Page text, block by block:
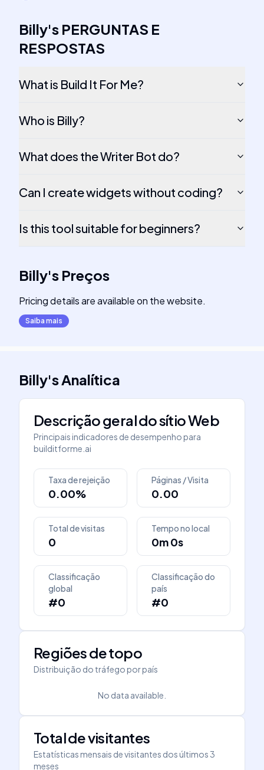
Billy's PERGUNTAS E
RESPOSTAS
What is Build It For Me?
Who is Billy?
What does the Writer Bot do?
Can I create widgets without coding?
Is this tool suitable for beginners?
Billy's Preços
Pricing details are available on the website.
Saiba mais
Billy'sAnalítica
Descrição geral do sítio Web
Principais indicadores de desempenho para
builditforme.ai
Taxa de rejeição
0.00%
Páginas / Visita
0.00
Total de visitas
0
Tempo no local
0m 0s
Classificação
global
#0
Classificação do
país
#0
Regiões de topo
Distribuição do tráfego por país
No data available.
Total de visitantes
Estatísticas mensais de visitantes dos últimos 3
meses